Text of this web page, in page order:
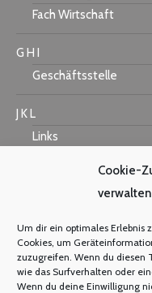
Cookie-
verwalten
Um dir ein optimales Erlebnis
Cookies, um
zuzugreifen. Wenn du diesen
wie das Surfverhalten oder
Wenn du deine Einwilligung
Fach Wirtschaft
G H I
Geschäftsstelle
J K L
Links
Mastercard
Warum Mitglied
Mitgliedsbeitrag